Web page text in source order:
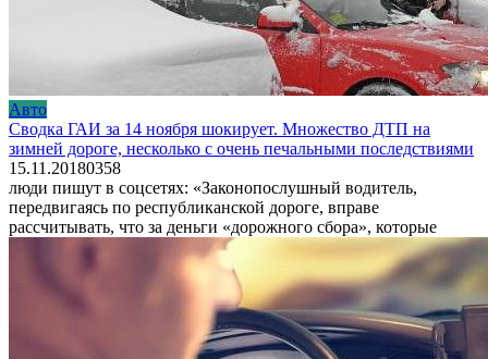
Авто
Сводка ГАИ за 14 ноября шокирует. Множество ДТП на
зимней дороге, несколько с очень печальными последствиями
15.11.20180358
люди пишут в соцсетях: «Законопослушный водитель,
передвигаясь по республиканской дороге, вправе
рассчитывать, что за деньги «дорожного сбора», которые